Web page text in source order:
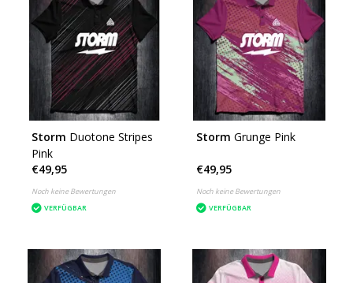
Storm Duotone Stripes
Pink
€49,95
Noch keine Bewertungen
VERFÜGBAR
Storm Grunge Pink
€49,95
Noch keine Bewertungen
VERFÜGBAR